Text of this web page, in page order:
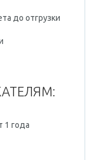
до отгрузки
1 года